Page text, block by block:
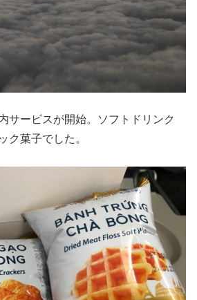
サービスが開始。ソフトドリンク
ク菓子でした。